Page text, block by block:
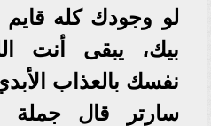
لو وجودك كله قايم
بيك، يبقى أنت
نفسك بالعذاب
سارتر قال جملة